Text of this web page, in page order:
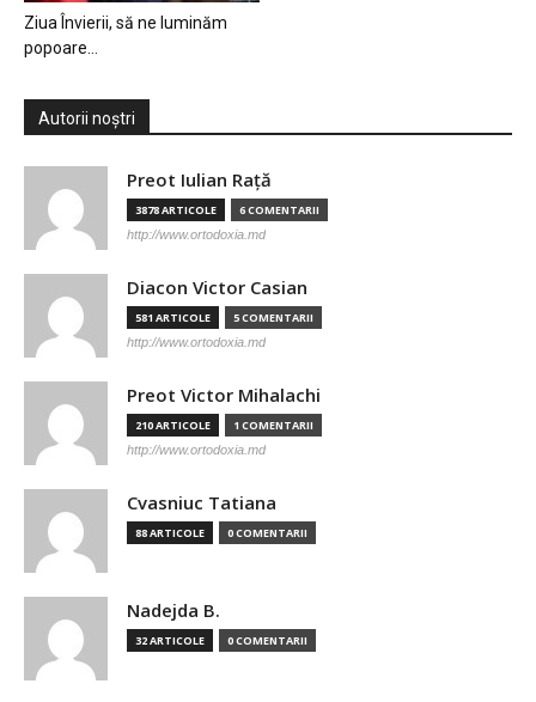
Ziua Învierii, să ne luminăm
popoare…
Autorii noștri
Preot Iulian Raţă
3878 ARTICOLE 6 COMENTARII
http://www.ortodoxia.md
Diacon Victor Casian
581 ARTICOLE 5 COMENTARII
http://www.ortodoxia.md
Preot Victor Mihalachi
210 ARTICOLE 1 COMENTARII
http://www.ortodoxia.md
Cvasniuc Tatiana
88 ARTICOLE 0 COMENTARII
Nadejda B.
32 ARTICOLE 0 COMENTARII